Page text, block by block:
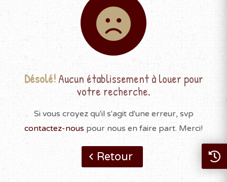
Désolé!Aucun établissement à louer pour
votre recherche.
Si vous croyez qu'il s'agit d'une erreur, svp
contactez-nous pour nous en faire part. Merci!
Retour